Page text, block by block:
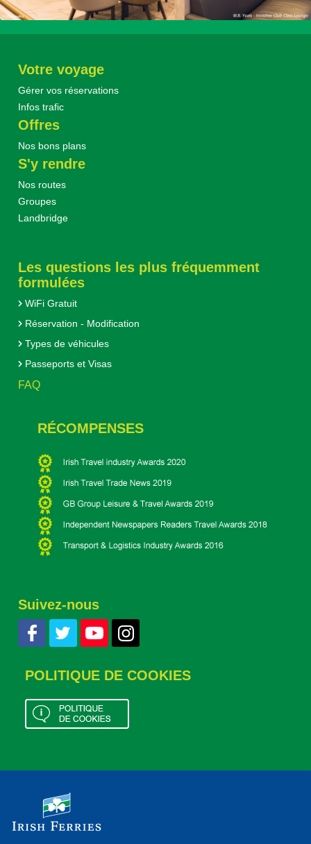
Votre voyage
Gérer vos réservations
Infos trafic
Offres
Nos bons plans
S'y rendre
Nos routes
Groupes
Landbridge
Les questions les plus fréquemment
formulées
WiFi Gratuit
Réservation - Modification
Types de véhicules
Passeports et Visas
FAQ
RÉCOMPENSES
Suivez-nous
POLITIQUE DE COOKIES